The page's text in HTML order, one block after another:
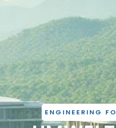
ENGINEERING